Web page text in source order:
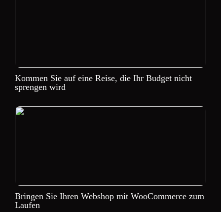
Kommen Sie auf eine Reise, die Ihr Budget nicht
sprengen wird
Bringen Sie Ihren Webshop mit WooCommerce zum
Laufen